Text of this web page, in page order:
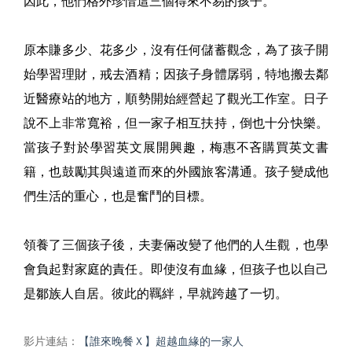
原本賺多少、花多少，沒有任何儲蓄觀念，為了孩子開
始學習理財，戒去酒精；因孩子身體孱弱，特地搬去鄰
近醫療站的地方，順勢開始經營起了觀光工作室。日子
說不上非常寬裕，但一家子相互扶持，倒也十分快樂。
當孩子對於學習英文展開興趣，梅惠不吝購買英文書
籍，也鼓勵其與遠道而來的外國旅客溝通。孩子變成他
們生活的重心，也是奮鬥的目標。
領養了三個孩子後，夫妻倆改變了他們的人生觀，也學
會負起對家庭的責任。即使沒有血緣，但孩子也以自己
是鄒族人自居。彼此的羈絆，早就跨越了一切。
影片連結： 【誰來晚餐Ｘ】​超越血緣的一家人